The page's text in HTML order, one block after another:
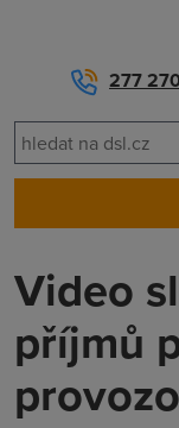
277
Video
příjmů